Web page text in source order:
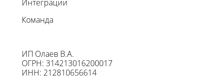
Интеграции
Команда
ИП Олаев В.А.
ОГРН: 314213016200017
ИНН: 212810656614